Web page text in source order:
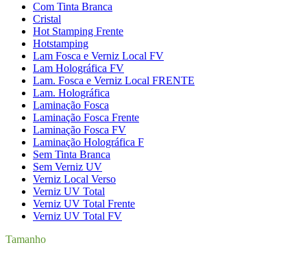
Com Tinta Branca
Cristal
Hot Stamping Frente
Hotstamping
Lam Fosca e Verniz Local FV
Lam Holográfica FV
Lam. Fosca e Verniz Local FRENTE
Lam. Holográfica
Laminação Fosca
Laminação Fosca Frente
Laminação Fosca FV
Laminação Holográfica F
Sem Tinta Branca
Sem Verniz UV
Verniz Local Verso
Verniz UV Total
Verniz UV Total Frente
Verniz UV Total FV
Tamanho